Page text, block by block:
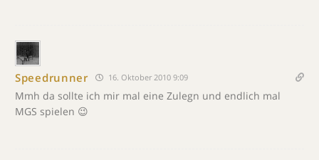
Speedrunner 16. Oktober 2010 9:09
Mmh da sollte ich mir mal eine Zulegn und endlich mal
MGS spielen 😉